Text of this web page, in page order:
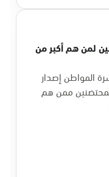
لمن هم أكبر من
المواطن إصدار
ممن هم